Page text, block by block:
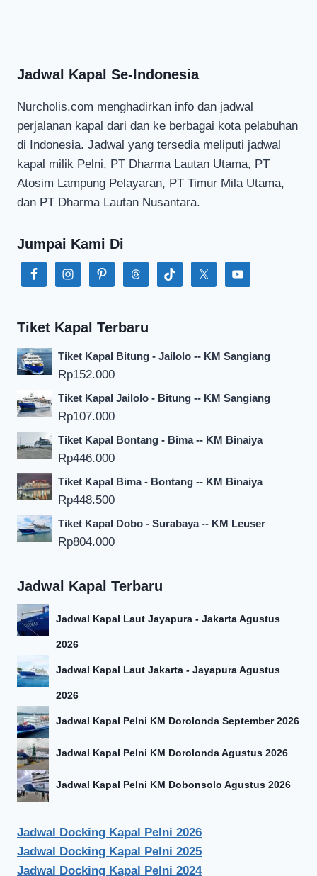
Jadwal Kapal Se-Indonesia
Nurcholis.com menghadirkan info dan jadwal
perjalanan kapal dari dan ke berbagai kota pelabuhan
di Indonesia. Jadwal yang tersedia meliputi jadwal
kapal milik Pelni, PT Dharma Lautan Utama, PT
Atosim Lampung Pelayaran, PT Timur Mila Utama,
dan PT Dharma Lautan Nusantara.
Jumpai Kami Di
Tiket Kapal Terbaru
Tiket Kapal Bitung - Jailolo -- KM Sangiang
Rp152.000
Tiket Kapal Jailolo - Bitung -- KM Sangiang
Rp107.000
Tiket Kapal Bontang - Bima -- KM Binaiya
Rp446.000
Tiket Kapal Bima - Bontang -- KM Binaiya
Rp448.500
Tiket Kapal Dobo - Surabaya -- KM Leuser
Rp804.000
Jadwal Kapal Terbaru
Jadwal Kapal Laut Jayapura - Jakarta Agustus
2026
Jadwal Kapal Laut Jakarta - Jayapura Agustus
2026
Jadwal Kapal Pelni KM Dorolonda September 2026
Jadwal Kapal Pelni KM Dorolonda Agustus 2026
Jadwal Kapal Pelni KM Dobonsolo Agustus 2026
Jadwal Docking Kapal Pelni 2026
Jadwal Docking Kapal Pelni 2025
Jadwal Docking Kapal Pelni 2024